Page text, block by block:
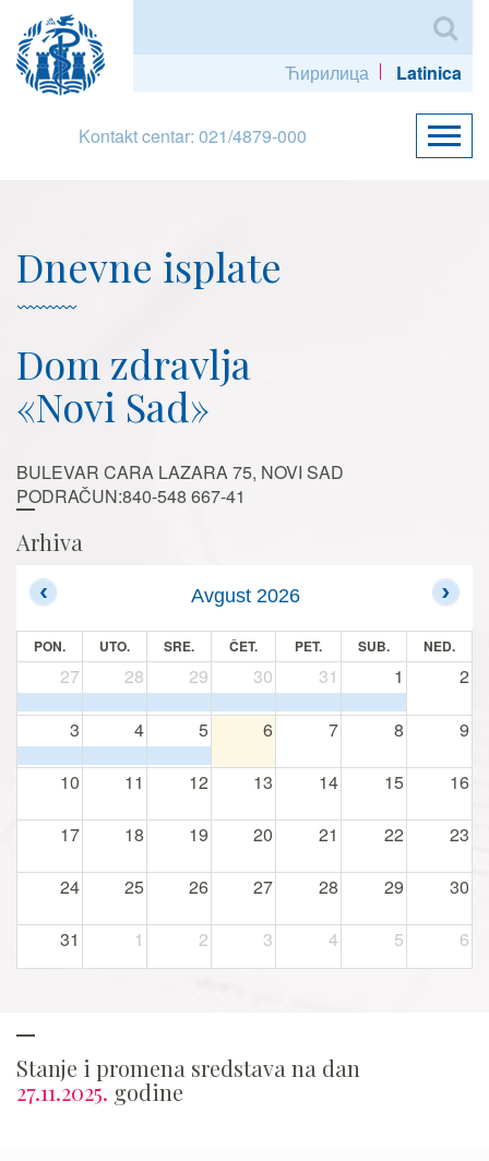
Ћирилица Latinica
Kontakt centar: 021/4879-000
Dnevne isplate
Dom zdravlja
«Novi Sad»
BULEVAR CARA LAZARA 75, NOVI SAD
PODRAČUN:840-548 667-41
Arhiva
Avgust 2026
PON. UTO. SRE. ČET. PET. SUB. NED.
27 28 29 30 31 1 2
3 4 5 6 7 8 9
10 11 12 13 14 15 16
17 18 19 20 21 22 23
24 25 26 27 28 29 30
31 1 2 3 4 5 6
Stanje i promena sredstava na dan
27.11.2025. godine